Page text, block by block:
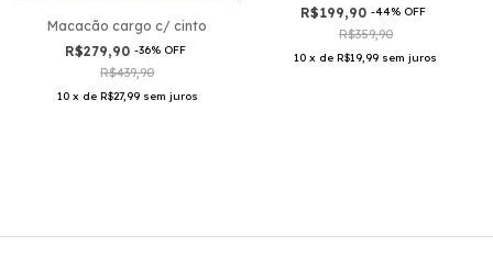
Macacão cargo c/ cinto
R$279,90 -36% OFF
R$439,90
10 x de R$27,99 sem juros
R$199,90-44% OFF
R$359,90
10 x deR$19,99 sem juros